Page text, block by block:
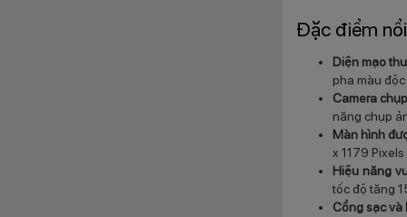
Đặc điểm
Diện mạo
pha màu
Camera
năng chụp
Màn hình
x 1179
Hiệu năng
tốc độ tăng
Cổng sạc